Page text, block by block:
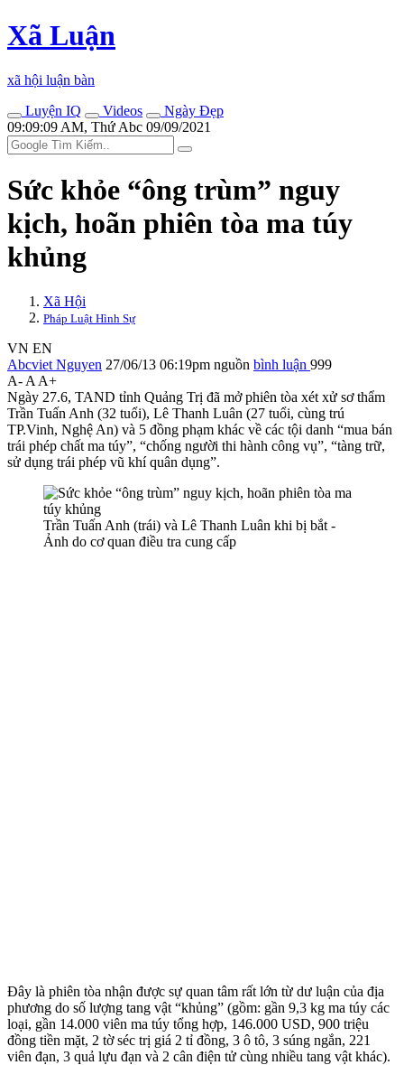
Xã Luận
xã hội luận bàn
Luyện IQ
Videos
Ngày Đẹp
09:09:09 AM, Thứ Abc 09/09/2021
Sức khỏe “ông trùm” nguy
kịch, hoãn phiên tòa m‌a tú‌y
khủng
Xã Hội
Pháp Luật Hình Sự
VN EN
Abcviet Nguyen 27/06/13 06:19pm nguồn bình luận 999
A- A A+
Ngày 27.6, TAND tỉnh Quảng Trị đã mở phiên tòa xét xử sơ thẩm
Trần Tuấn Anh (32 tuổi), Lê Thanh Luân (27 tuổi, cùng trú
TP.Vinh, Nghệ An) và 5 đồng phạm khác về các tội danh “mua bán
trái phép chất m‌a tú‌y”, “chống người thi hành công vụ”, “tàng trữ,
sử dụng trái phép vũ khí quân dụng”.
Trần Tuấn Anh (trái) và Lê Thanh Luân khi bị bắt -
Ảnh do cơ quan điều tra cung cấp
Đây là phiên tòa nhận được sự quan tâm rất lớn từ dư luận của địa
phương do số lượng tang vật “khủng” (gồm: gần 9,3 kg m‌a tú‌y các
loại, gần 14.000 viên m‌a tú‌y tổng hợp, 146.000 USD, 900 triệu
đồng tiền mặt, 2 tờ séc trị giá 2 tỉ đồng, 3 ô tô, 3 súng ngắn, 221
viên đạn, 3 quả lựu đạn và 2 cân điện tử cùng nhiều tang vật khác).